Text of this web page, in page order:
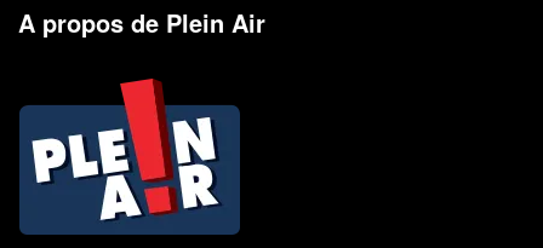
A propos de Plein Air